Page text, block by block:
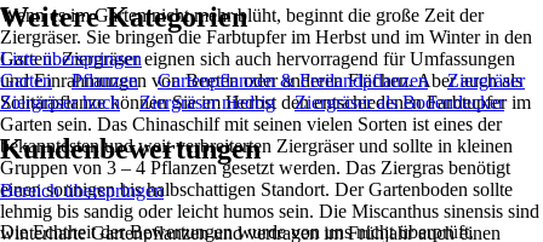
Wenn es im Garten nicht mehr blüht, beginnt die große Zeit der
Ziergräser. Sie bringen die Farbtupfer im Herbst und im Winter in den
Garten. Ziergräser eignen sich auch hervorragend für Umfassungen
und Einrahmungen von Beeten oder anderen Flächen. Aber auch als
Solitärpflanze können Sie im Herbst den entschiedenen Farbtupfer im
Garten sein. Das Chinaschilf mit seinen vielen Sorten ist eines der
bekanntesten und weit verbreiterten Ziergräser und sollte in kleinen
Gruppen von 3 – 4 Pflanzen gesetzt werden. Das Ziergras benötigt
einen sonnigen bis halbschattigen Standort. Der Gartenboden sollte
lehmig bis sandig oder leicht humos sein. Die Miscanthus sinensis sind
winterharte Gartenpflanzen und vertragen im Frühjahr auch einen
Weitere Kategorien
Liste überspringen
Garten
Pflanzen Gartenpflanzen & Freilandpflanzen
Ziergräser
Ziergräser hoch
Ziergräser niedrig Ziergräser als Bodendecker
Kundenbewertungen
Bereich überspringen
Die Echtheit der Bewertungen wurde von uns nicht überprüft.